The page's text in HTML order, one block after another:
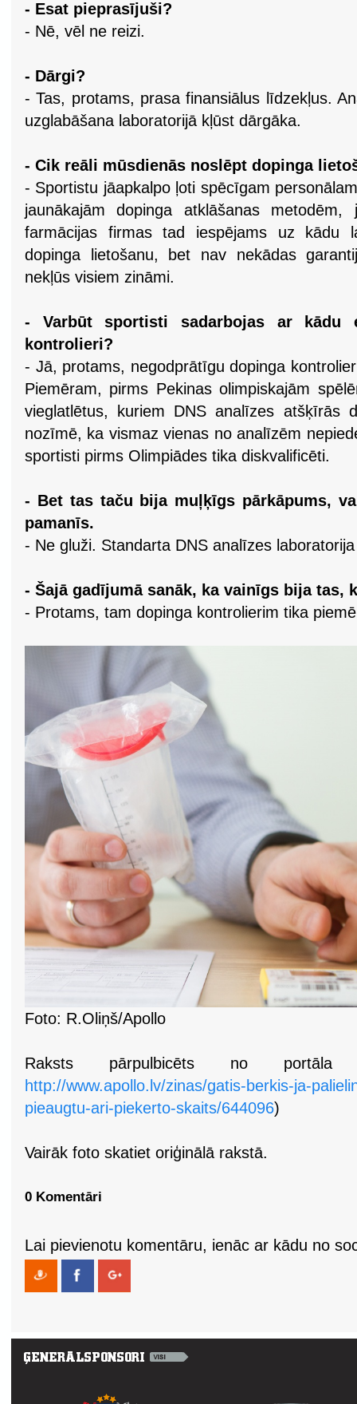
- Esat pieprasījuši?
- Nē, vēl ne reizi.
- Dārgi?
- Tas, protams, prasa finansiālus līdzekļus.
uzglabāšana laboratorijā kļūst dārgāka.
- Cik reāli mūsdienās noslēpt dopinga
- Sportistu jāapkalpo ļoti spēcīgam
jaunākajām dopinga atklāšanas
farmācijas firmas tad iespējams uz kādu
dopinga lietošanu, bet nav nekādas
nekļūs visiem zināmi.
- Varbūt sportisti sadarbojas ar kādu
kontrolieri?
- Jā, protams, negodprātīgu dopinga
Piemēram, pirms Pekinas olimpiskajām
vieglatlētus, kuriem DNS analīzes atšķīrās
nozīmē, ka vismaz vienas no analīzēm
sportisti pirms Olimpiādes tika diskvalificēti.
- Bet tas taču bija muļķīgs pārkāpums,
pamanīs.
- Ne gluži. Standarta DNS analīzes
- Šajā gadījumā sanāk, ka vainīgs bija tas,
- Protams, tam dopinga kontrolierim tika
Foto: R.Oliņš/Apollo
Raksts pārpulbicēts no portāla
http://www.apollo.lv/zinas/gatis-berkis-ja-
pieaugtu-ari-piekerto-skaits/644096)
Vairāk foto skatiet oriģinālā rakstā.
0 Komentāri
Lai pievienotu komentāru, ienāc ar kādu no